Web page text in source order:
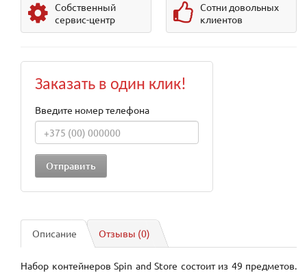
Собственный
сервис-центр
Сотни довольных
клиентов
Заказать в один клик!
Введите номер телефона
Описание Отзывы (0)
Набор контейнеров Spin and Store состоит из 49 предметов.